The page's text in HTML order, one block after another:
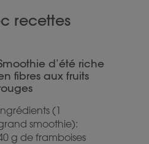
recettes
d’été riche
fibres aux fruits
(1
smoothie):
g de framboises